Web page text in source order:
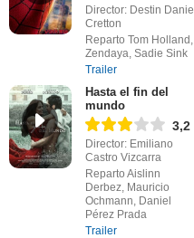
Director: Destin Daniel
Cretton
Reparto Tom Holland,
Zendaya, Sadie Sink
Trailer
Hasta el fin del
mundo
3,2
Director: Emiliano
Castro Vizcarra
Reparto Aislinn
Derbez, Mauricio
Ochmann, Daniel
Pérez Prada
Trailer